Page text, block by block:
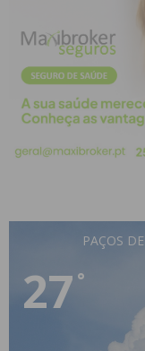
PAÇOS
27 °